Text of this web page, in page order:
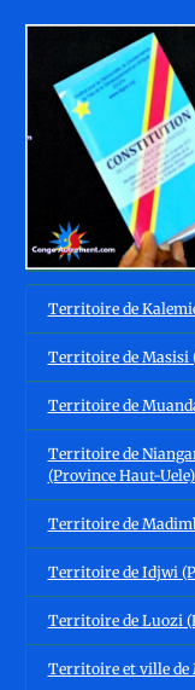
Territoire de
Territoire de Masisi
Territoire de
Territoire de
(Province Haut-Uele)
Territoire de
Territoire de Idjwi
Territoire de Luozi
Territoire et ville de